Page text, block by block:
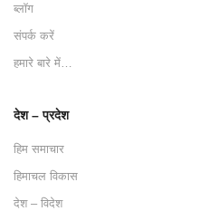
ब्लॉग
संपर्क करें
हमारे बारे में…
देश – प्रदेश
हिम समाचार
हिमाचल विकास
देश – विदेश